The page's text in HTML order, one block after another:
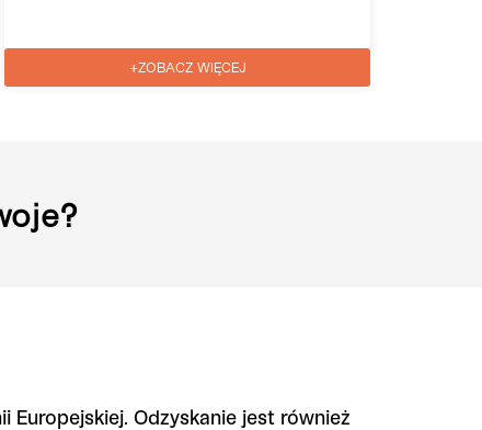
+ZOBACZ WIĘCEJ
Europejskiej. Odzyskanie jest również